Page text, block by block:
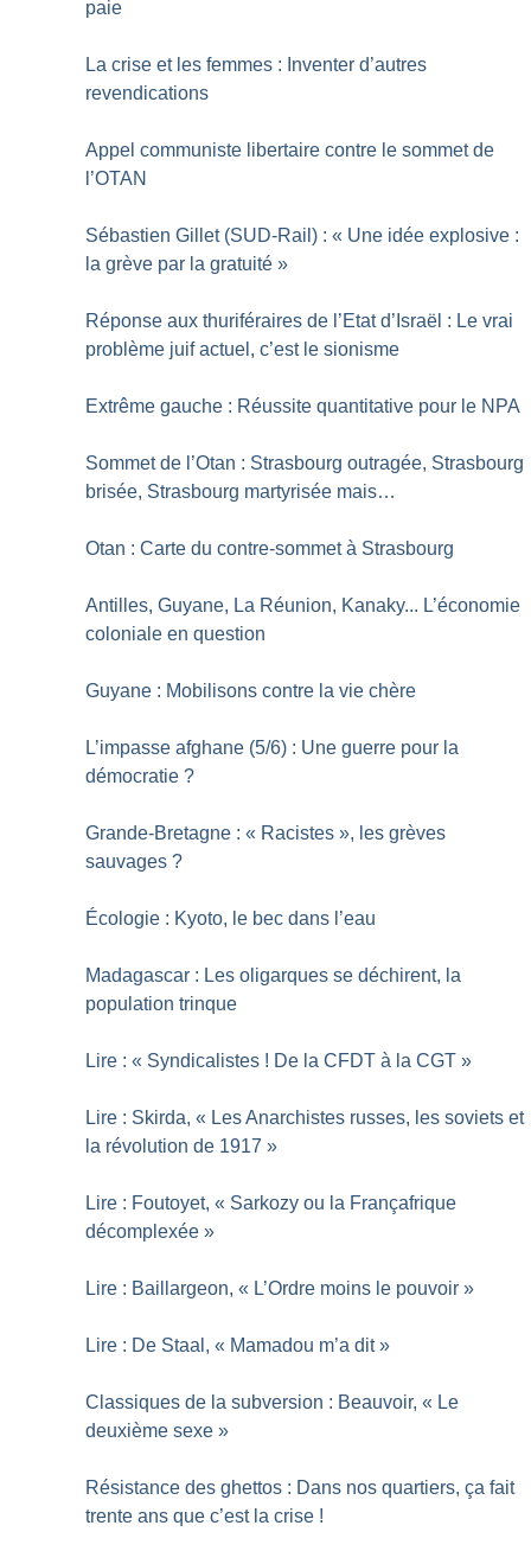
paie
La crise et les femmes : Inventer d’autres
revendications
Appel communiste libertaire contre le sommet de
l’OTAN
Sébastien Gillet (SUD-Rail) : « Une idée explosive :
la grève par la gratuité »
Réponse aux thuriféraires de l’Etat d’Israël : Le vrai
problème juif actuel, c’est le sionisme
Extrême gauche : Réussite quantitative pour le NPA
Sommet de l’Otan : Strasbourg outragée, Strasbourg
brisée, Strasbourg martyrisée mais…
Otan : Carte du contre-sommet à Strasbourg
Antilles, Guyane, La Réunion, Kanaky... L’économie
coloniale en question
Guyane : Mobilisons contre la vie chère
L’impasse afghane (5/6) : Une guerre pour la
démocratie ?
Grande-Bretagne : « Racistes », les grèves
sauvages ?
Écologie : Kyoto, le bec dans l’eau
Madagascar : Les oligarques se déchirent, la
population trinque
Lire : « Syndicalistes ! De la CFDT à la CGT »
Lire : Skirda, « Les Anarchistes russes, les soviets et
la révolution de 1917 »
Lire : Foutoyet, « Sarkozy ou la Françafrique
décomplexée »
Lire : Baillargeon, « L’Ordre moins le pouvoir »
Lire : De Staal, « Mamadou m’a dit »
Classiques de la subversion : Beauvoir, « Le
deuxième sexe »
Résistance des ghettos : Dans nos quartiers, ça fait
trente ans que c’est la crise !